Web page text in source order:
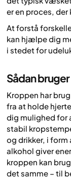
er en proces,
At forstå
kan hjælpe dig
i stedet for
Sådan
Kroppen har
fra at holde
dig mulighed
stabil
og drikker, i
alkohol giver
kroppen kan
det samme – til